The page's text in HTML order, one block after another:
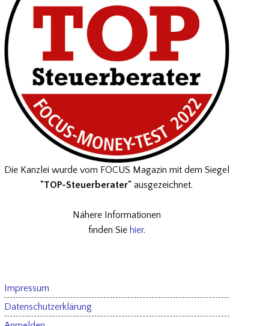
Die Kanzlei wurde vom FOCUS Magazin mit dem Siegel
"TOP-Steuerberater" ausgezeichnet.
Nähere Informationen
finden Sie hier.
Impressum
Datenschutzerklärung